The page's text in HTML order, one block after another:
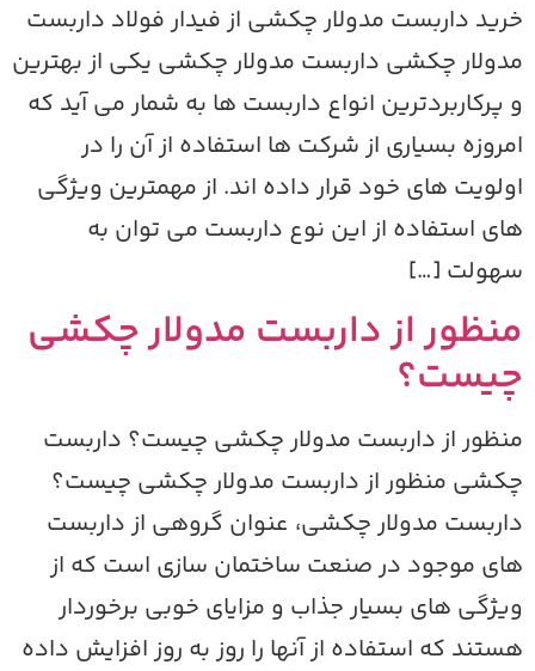
داربست مدولار چکشی از فیدار فولاد داربست
چکشی داربست مدولار چکشی یکی از بهترین
پرکاربردترین انواع داربست ها به شمار می آید که
بسیاری از شرکت ها استفاده از آن را در
های خود قرار داده اند. از مهمترین ویژگی
استفاده از این نوع داربست می توان به
[…]
از داربست مدولار چکشی
از داربست مدولار چکشی چیست؟ داربست
منظور از داربست مدولار چکشی چیست؟
مدولار چکشی، عنوان گروهی از داربست
موجود در صنعت ساختمان سازی است که از
های بسیار جذاب و مزایای خوبی برخوردار
که استفاده از آنها را روز به روز افزایش داده